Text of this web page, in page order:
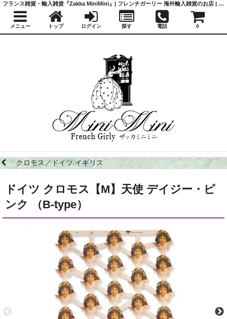
クロモス／ドイツ イギリス
ドイツ クロモス【M】天使 デイジー・ピ
ンク （B-type）
フランス雑貨・輸入雑貨『Zakka MiniMini』| フレンチガーリー 海外輸入雑貨のお店 | かわいい雑貨 | 蚤の市 | アンティーク
メニュー トップ ログイン 探す 電話 0